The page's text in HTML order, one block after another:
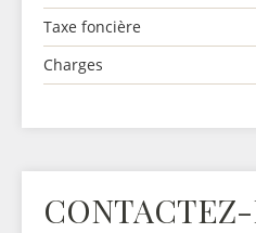
Taxe foncière
Charges